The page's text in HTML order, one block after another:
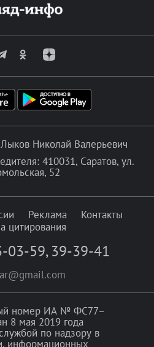
Николай Валерьевич
410031, Саратов, ул.
52
Реклама
Контакты
цитирования
03-59, 39-39-41
номер ИА № ФС77–
8 мая 2019 года
по надзору в
информационных